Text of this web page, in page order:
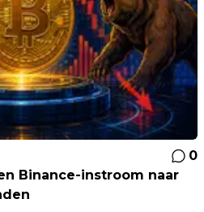
0
Binance-instroom naar